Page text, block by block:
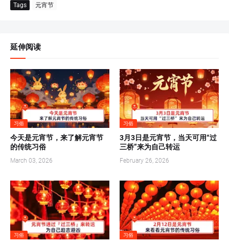
Tags 元宵节
延伸阅读
习俗
今天是元宵节，来了解元宵节
的传统习俗
March 03, 2026
习俗
3月3日是元宵节，当天可用“过
三桥”来为自己转运
February 26, 2026
习俗 习俗